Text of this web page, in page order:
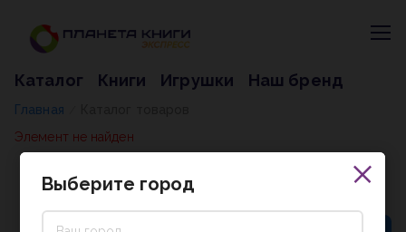
Каталог Книги Игрушки Наш бренд
Главная
Элемент не найден
Выберите город